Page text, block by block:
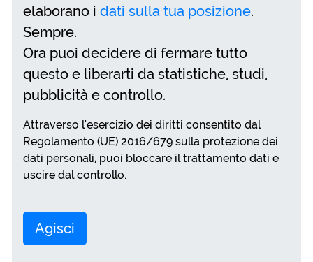
elaborano i dati sulla tua posizione.
Sempre.
Ora puoi decidere di fermare tutto
questo e liberarti da statistiche, studi,
pubblicità e controllo.
Attraverso l'esercizio dei diritti consentito dal
Regolamento (UE) 2016/679 sulla protezione dei
dati personali, puoi bloccare il trattamento dati e
uscire dal controllo.
Agisci